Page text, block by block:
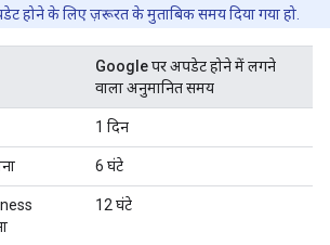
होने के लिए ज़रूरत के मुताबिक समय दिया गया हो.
Google पर अपडेट होने में लगने
वाला अनुमानित समय
1 दिन
6 घंटे
12 घंटे